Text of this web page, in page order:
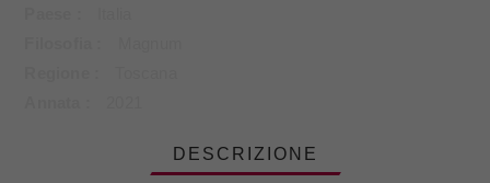
DESCRIZIONE